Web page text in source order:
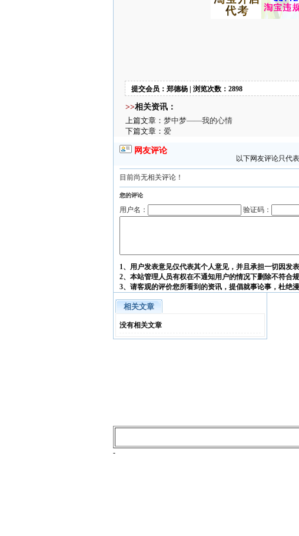
提交会员：郑德杨 | 浏览次数：2898
>>相关资讯：
上篇文章： 梦中梦——我的心情
下篇文章： 爱
网友评论
以下网友评论只代
目前尚无相关评论！
您的评论
用户名： 验证码：
1、用户发表意见仅代表其个人意见，并且承担一切因发
2、本站管理人员有权在不通知用户的情况下删除不符合
3、请客观的评价您所看到的资讯，提倡就事论事，杜绝
相关文章
没有相关文章
-